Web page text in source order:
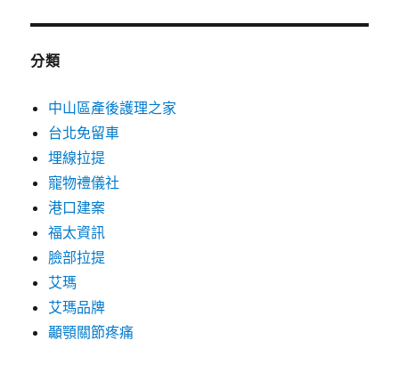
分類
中山區產後護理之家
台北免留車
埋線拉提
寵物禮儀社
港口建案
福太資訊
臉部拉提
艾瑪
艾瑪品牌
顳顎關節疼痛